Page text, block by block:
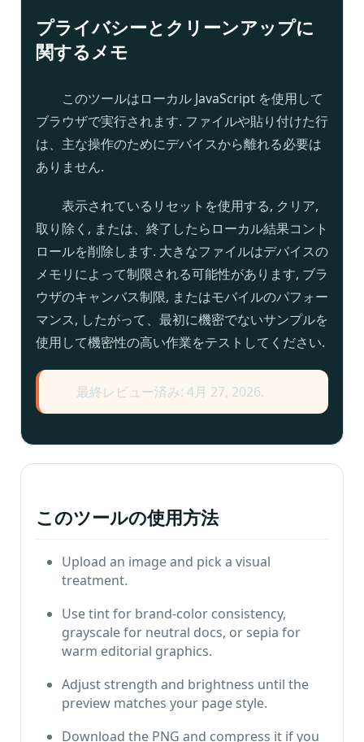
っ
と
プライバシーとクリーンアップに
関するメモ
このツールはローカル JavaScript を使用して
ブラウザで実行されます. ファイルや貼り付けた行
は、主な操作のためにデバイスから離れる必要は
ありません.
表示されているリセットを使用する, クリア,
取り除く, または、終了したらローカル結果コント
ロールを削除します. 大きなファイルはデバイスの
メモリによって制限される可能性があります, ブラ
ウザのキャンバス制限, またはモバイルのパフォー
マンス, したがって、最初に機密でないサンプルを
使用して機密性の高い作業をテストしてください.
最終レビュー済み: 4月 27, 2026.
このツールの使用方法
Upload an image and pick a visual
treatment.
Use tint for brand-color consistency,
grayscale for neutral docs, or sepia for
warm editorial graphics.
Adjust strength and brightness until the
preview matches your page style.
Download the PNG and compress it if you